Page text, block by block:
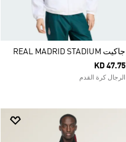
جاكيت REAL MADRID STADIUM
KD 47.75
الرجال كرة القدم